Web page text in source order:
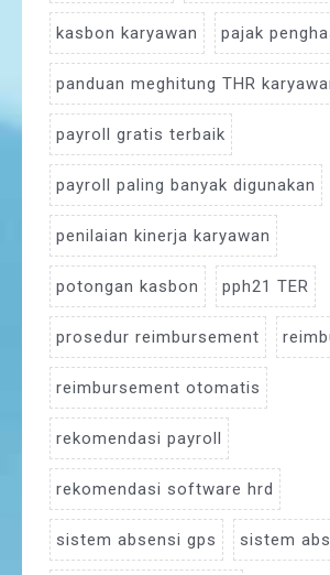
kasbon karyawan pajak
panduan meghitung THR
payroll gratis terbaik
payroll paling banyak digunakan
penilaian kinerja karyawan
potongan kasbon pph21 TER
prosedur reimbursement
reimbursement otomatis
rekomendasi payroll
rekomendasi software hrd
sistem absensi gps sistem